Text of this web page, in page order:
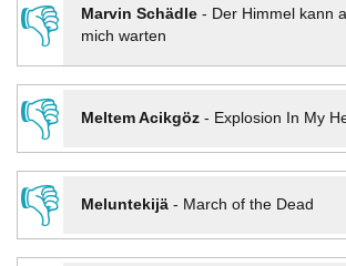
👎 Marvin Schädle- Der Himmel kann
mich warten
👎
Meltem Acikgöz- Explosion In My
👎
Meluntekijä- March of the Dead